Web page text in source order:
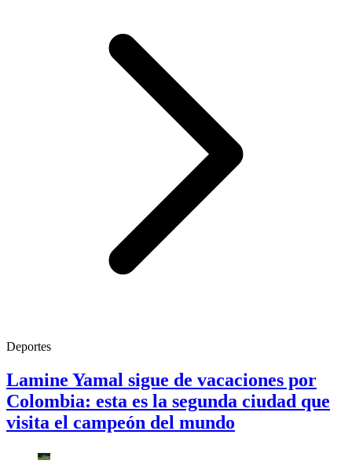
Deportes
Lamine Yamal sigue de vacaciones por
Colombia: esta es la segunda ciudad que
visita el campeón del mundo